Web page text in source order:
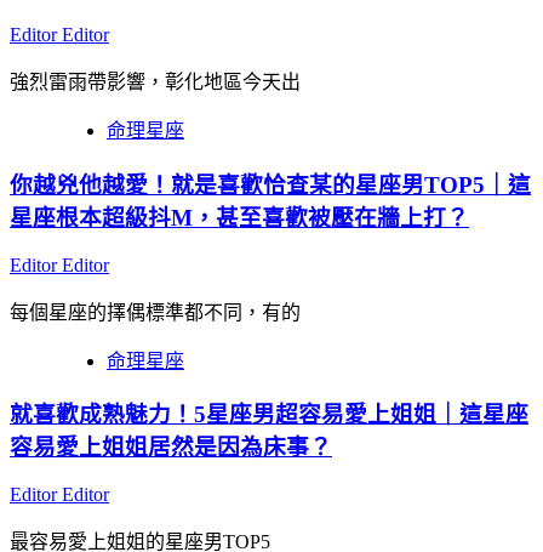
Editor Editor
強烈雷雨帶影響，彰化地區今天出
命理星座
你越兇他越愛！就是喜歡恰查某的星座男TOP5｜這
星座根本超級抖M，甚至喜歡被壓在牆上打？
Editor Editor
每個星座的擇偶標準都不同，有的
命理星座
就喜歡成熟魅力！5星座男超容易愛上姐姐｜這星座
容易愛上姐姐居然是因為床事？
Editor Editor
最容易愛上姐姐的星座男TOP5